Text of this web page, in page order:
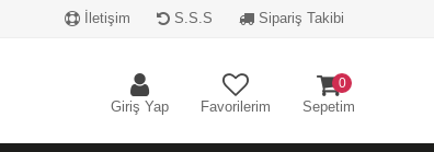
İletişim S.S.S Sipariş Takibi
Giriş Yap Favorilerim Sepetim
0